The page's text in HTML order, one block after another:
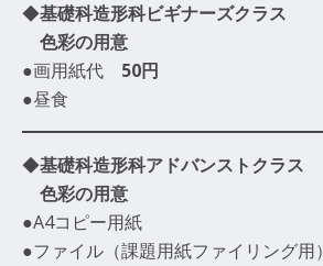
◆基礎科造形科ビギナーズクラス
色彩の用意
●画用紙代 50円
●昼食
◆基礎科造形科アドバンストクラス
色彩の用意
●A4コピー用紙
●ファイル（課題用紙ファイリング用）